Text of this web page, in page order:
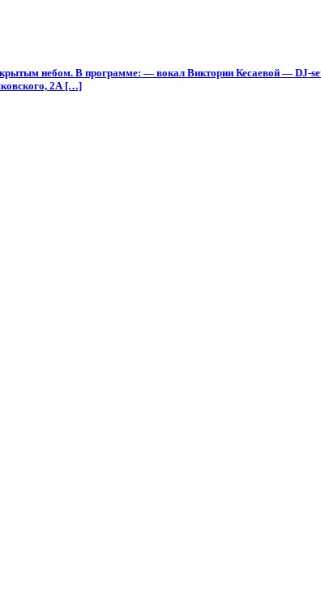
небом. В программе: — вокал Виктории Кесаевой — DJ-
2А […]